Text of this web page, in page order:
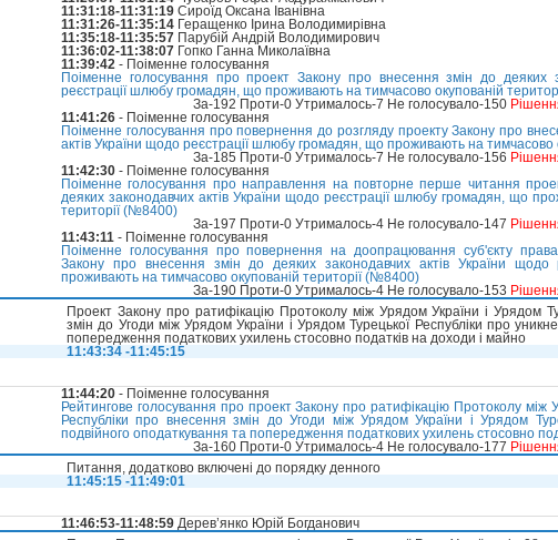
11:31:18-11:31:19 Сироїд Оксана Іванівна
11:31:26-11:35:14 Геращенко Ірина Володимирівна
11:35:18-11:35:57 Парубій Андрій Володимирович
11:36:02-11:38:07 Гопко Ганна Миколаївна
11:39:42 - Поіменне голосування
Поіменне голосування про проект Закону про внесення змін до деяких
реєстрації шлюбу громадян, що проживають на тимчасово окупованій
За-192 Проти-0 Утрималось-7 Не голосувало-150
11:41:26 - Поіменне голосування
Поіменне голосування про повернення до розгляду проекту Закону про
актів України щодо реєстрації шлюбу громадян, що проживають на тимчасово
За-185 Проти-0 Утрималось-7 Не голосувало-156
11:42:30 - Поіменне голосування
Поіменне голосування про направлення на повторне перше читання
деяких законодавчих актів України щодо реєстрації шлюбу громадян, що
території (№8400)
За-197 Проти-0 Утрималось-4 Не голосувало-147
11:43:11 - Поіменне голосування
Поіменне голосування про повернення на доопрацювання суб'єкту права
Закону про внесення змін до деяких законодавчих актів України
проживають на тимчасово окупованій території (№8400)
За-190 Проти-0 Утрималось-4 Не голосувало-153
Проект Закону про ратифікацію Протоколу між Урядом України і Урядом
змін до Угоди між Урядом України і Урядом Турецької Республіки про
попередження податкових ухилень стосовно податків на доходи і майно
11:43:34 -11:45:15
11:44:20 - Поіменне голосування
Рейтингове голосування про проект Закону про ратифікацію Протоколу між
Республіки про внесення змін до Угоди між Урядом України і Урядом
подвійного оподаткування та попередження податкових ухилень стосовно
За-160 Проти-0 Утрималось-4 Не голосувало-177
Питання, додатково включені до порядку денного
11:45:15 -11:49:01
11:46:53-11:48:59 Дерев’янко Юрій Богданович